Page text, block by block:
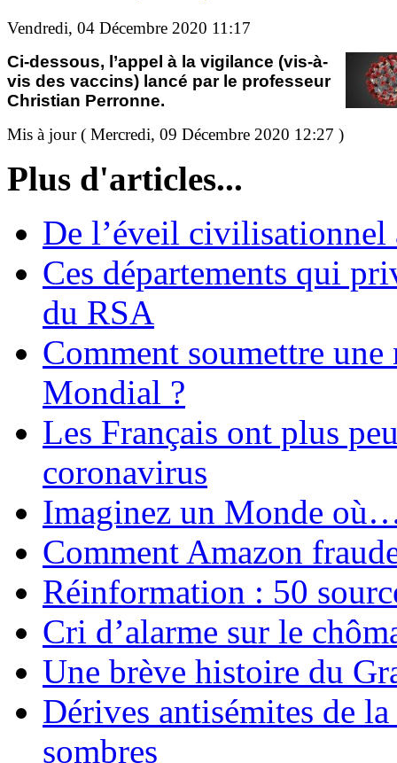
Vendredi, 04 Décembre 2020 11:17
Ci-dessous, l’appel à la vigilance (vis-à-
vis des vaccins) lancé par le professeur
Christian Perronne.
Mis à jour ( Mercredi, 09 Décembre 2020 12:27 )
Plus d'articles...
De l’éveil
Ces départements qui
du RSA
Comment soumettre
Mondial ?
Les Français ont plus
coronavirus
Imaginez un Monde
Comment Amazon
Réinformation : 50
Cri d’alarme sur le
Une brève histoire du
Dérives antisémites de
sombres